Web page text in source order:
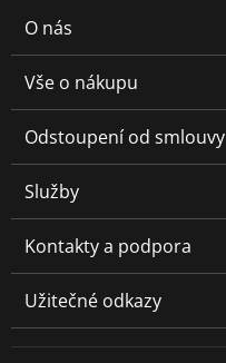
O nás
Vše o nákupu
Odstoupení od smlouvy
Služby
Kontakty a podpora
Užitečné odkazy